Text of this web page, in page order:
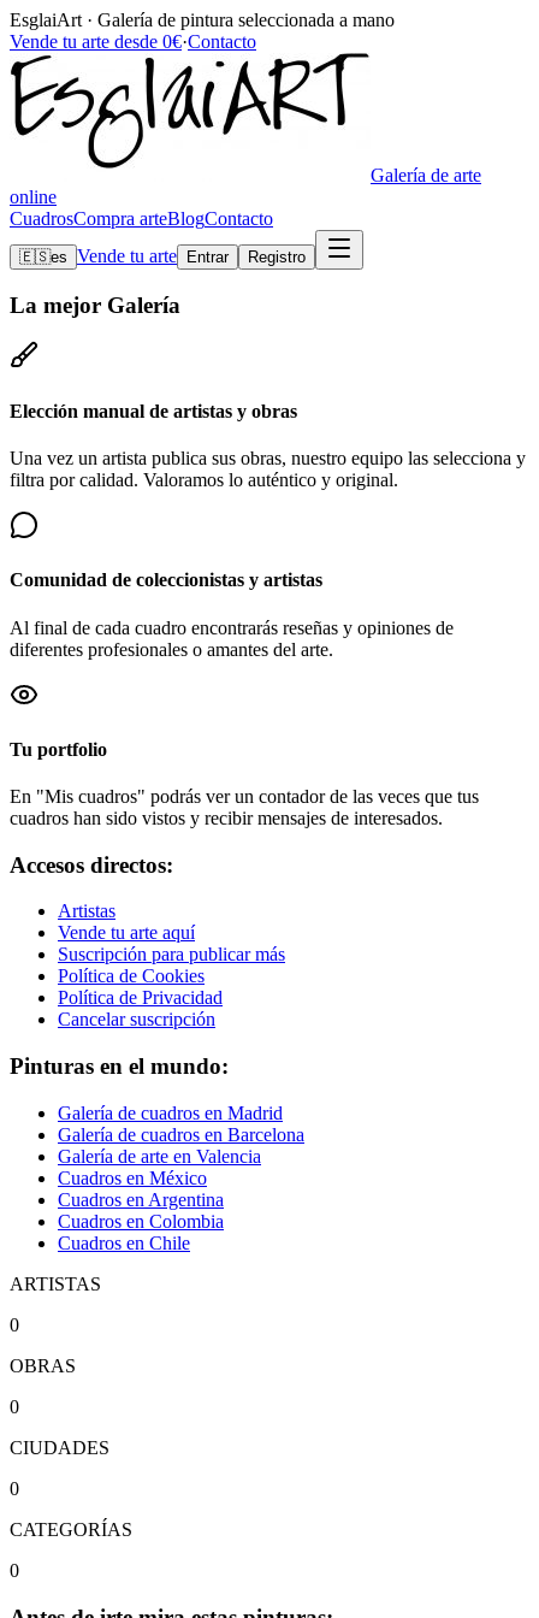
EsglaiArt · Galería de pintura seleccionada a mano
Vende tu arte desde 0€·Contacto
Galería de arte
online
CuadrosCompra arteBlogContacto
🇪🇸es Vende tu arte Entrar Registro
La mejor Galería
Elección manual de artistas y obras
Una vez un artista publica sus obras, nuestro equipo las selecciona y
filtra por calidad. Valoramos lo auténtico y original.
Comunidad de coleccionistas y artistas
Al final de cada cuadro encontrarás reseñas y opiniones de
diferentes profesionales o amantes del arte.
Tu portfolio
En "Mis cuadros" podrás ver un contador de las veces que tus
cuadros han sido vistos y recibir mensajes de interesados.
Accesos directos:
Artistas
Vende tu arte aquí
Suscripción para publicar más
Política de Cookies
Política de Privacidad
Cancelar suscripción
Pinturas en el mundo:
Galería de cuadros en Madrid
Galería de cuadros en Barcelona
Galería de arte en Valencia
Cuadros en México
Cuadros en Argentina
Cuadros en Colombia
Cuadros en Chile
ARTISTAS
0
OBRAS
0
CIUDADES
0
CATEGORÍAS
0